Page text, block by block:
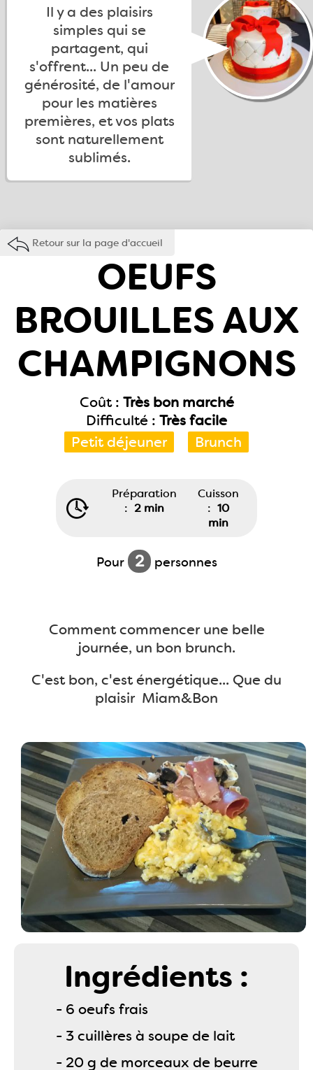
Il y a des plaisirs
simples qui se
partagent, qui
s'offrent... Un peu de
générosité, de l'amour
pour les matières
premières, et vos plats
sont naturellement
sublimés.
Retour sur la page d'accueil
OEUFS
BROUILLES AUX
CHAMPIGNONS
Coût : Très bon marché
Difficulté : Très facile
Petit déjeuner
Brunch
Préparation
: 2 min
Cuisson
: 10
min
Pour 2 personnes
Comment commencer une belle
journée, un bon brunch.
C'est bon, c'est énergétique... Que du
plaisir Miam&Bon
Ingrédients :
- 6 oeufs frais
- 3 cuillères à soupe de lait
- 20 g de morceaux de beurre